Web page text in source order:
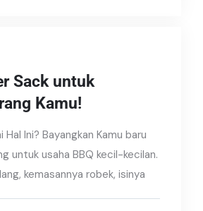
Sack untuk
Kamu!
Hal Ini? Bayangkan Kamu baru
untuk usaha BBQ kecil-kecilan.
kemasannya robek, isinya